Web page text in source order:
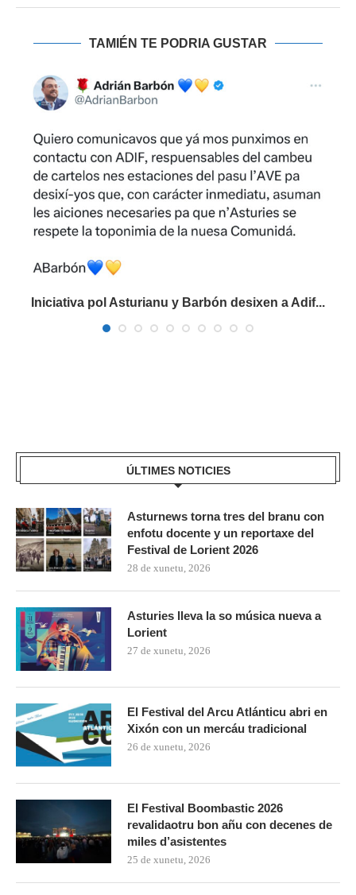
TAMIÉN TE PODRIA GUSTAR
Iniciativa pol Asturianu y Barbón desixen a Adif...
ÚLTIMES NOTICIES
Asturnews torna tres del branu con
enfotu docente y un reportaxe del
Festival de Lorient 2026
28 de xunetu, 2026
Asturies lleva la so música nueva a
Lorient
27 de xunetu, 2026
El Festival del Arcu Atlánticu abri en
Xixón con un mercáu tradicional
26 de xunetu, 2026
El Festival Boombastic 2026
revalidaotru bon añu con decenes de
miles d’asistentes
25 de xunetu, 2026